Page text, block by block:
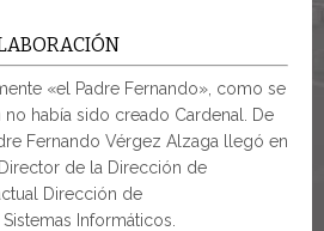
«el Padre Fernando», como se
había sido creado Cardenal. De
Fernando Vérgez Alzaga llegó en
de la Dirección de
Dirección de
Informáticos.